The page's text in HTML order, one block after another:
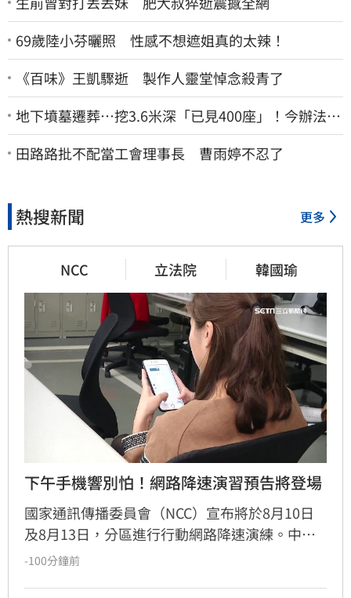
69歲陸小芬曬照 性感不想遮姐真的太辣！
《百味》王凱驟逝 製作人靈堂悼念殺青了
地下墳墓遷葬…挖3.6米深「已見400座」！今辦法會
安撫祖先
田路路批不配當工會理事長 曹雨婷不忍了
熱搜新聞 更多
NCC 立法院 韓國瑜
下午手機響別怕！網路降速演習預告將登場
國家通訊傳播委員會（NCC）宣布將於8月10日
及8月13日，分區進行行動網路降速演練。中部
地區將於10日下午2時30分至3時實施，北部則於
-100分鐘前